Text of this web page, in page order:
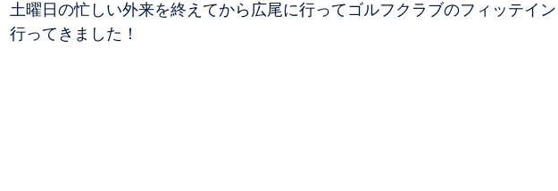
土曜日の忙しい外来を終えてから広尾に行ってゴルフクラブのフィッテイ
行ってきました！